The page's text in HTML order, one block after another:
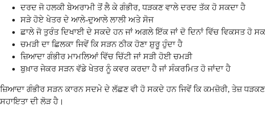
ਦਰਦ ਜੋ ਹਲਕੀ ਬੇਅਰਾਮੀ ਤੋਂ ਲੈ ਕੇ ਗੰਭੀਰ, ਧੜਕਣ ਵਾਲੇ ਦਰਦ ਤੱਕ ਹੋ ਸਕਦਾ ਹੈ
ਸੜੇ ਹੋਏ ਖੇਤਰ ਦੇ ਆਲੇ-ਦੁਆਲੇ ਲਾਲੀ ਅਤੇ ਸੋਜ
ਛਾਲੇ ਜੋ ਤੁਰੰਤ ਦਿਖਾਈ ਦੇ ਸਕਦੇ ਹਨ ਜਾਂ ਅਗਲੇ ਇੱਕ ਜਾਂ ਦੋ ਦਿਨਾਂ ਵਿੱਚ ਵਿਕਸਤ ਹੋ
ਚਮੜੀ ਦਾ ਛਿਲਕਾ ਜਿਵੇਂ ਕਿ ਸੜਨ ਠੀਕ ਹੋਣਾ ਸ਼ੁਰੂ ਹੁੰਦਾ ਹੈ
ਜ਼ਿਆਦਾ ਗੰਭੀਰ ਮਾਮਲਿਆਂ ਵਿੱਚ ਚਿੱਟੀ ਜਾਂ ਸੜੀ ਹੋਈ ਚਮੜੀ
ਬੁਖ਼ਾਰ ਜੇਕਰ ਸੜਨ ਵੱਡੇ ਖੇਤਰ ਨੂੰ ਕਵਰ ਕਰਦਾ ਹੈ ਜਾਂ ਸੰਕਰਮਿਤ ਹੋ ਜਾਂਦਾ ਹੈ
ਜ਼ਿਆਦਾ ਗੰਭੀਰ ਸੜਨ ਕਾਰਨ ਸਦਮੇ ਦੇ ਲੱਛਣ ਵੀ ਹੋ ਸਕਦੇ ਹਨ ਜਿਵੇਂ ਕਿ ਕਮਜ਼ੋਰੀ, ਤੇਜ਼
ਸਹਾਇਤਾ ਦੀ ਲੋੜ ਹੈ।